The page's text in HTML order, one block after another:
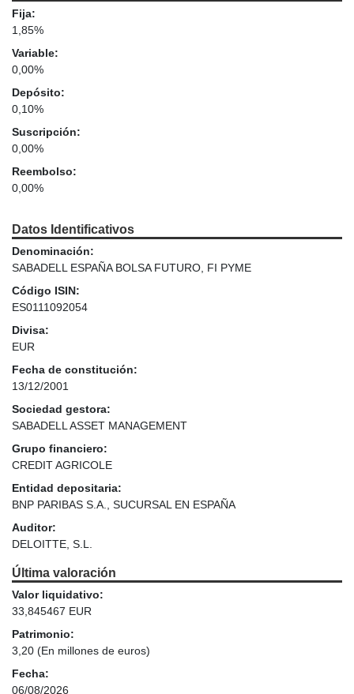
Fija:
1,85%
Variable:
0,00%
Depósito:
0,10%
Suscripción:
0,00%
Reembolso:
0,00%
Datos Identificativos
Denominación:
SABADELL ESPAÑA BOLSA FUTURO, FI PYME
Código ISIN:
ES0111092054
Divisa:
EUR
Fecha de constitución:
13/12/2001
Sociedad gestora:
SABADELL ASSET MANAGEMENT
Grupo financiero:
CREDIT AGRICOLE
Entidad depositaria:
BNP PARIBAS S.A., SUCURSAL EN ESPAÑA
Auditor:
DELOITTE, S.L.
Última valoración
Valor liquidativo:
33,845467 EUR
Patrimonio:
3,20 (En millones de euros)
Fecha:
06/08/2026